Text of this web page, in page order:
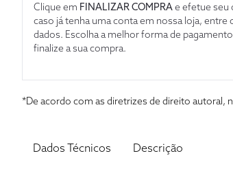
Clique em FINALIZAR COMPRAe efetue seu
caso já tenha uma conta em nossa loja, entre
dados. Escolha a melhor forma de
finalize a sua compra.
*De acordo com as diretrizes de direito autoral,
Dados Técnicos Descrição